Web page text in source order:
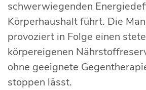
schwerwiegenden
Körperhaushalt führt. Die
provoziert in Folge einen
körpereigenen
ohne geeignete
stoppen lässt.